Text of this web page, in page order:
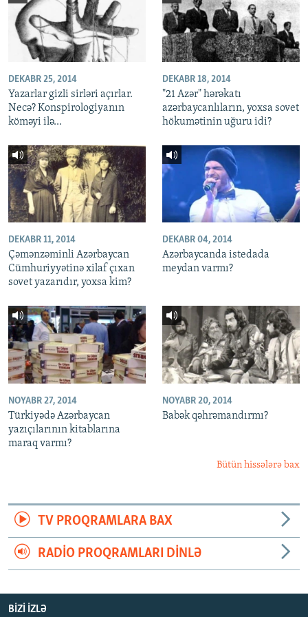
DEKABR 25, 2014
Yazarlar gizli sirləri açırlar.
Necə? Konspirologiyanın
köməyi ilə...
DEKABR 18, 2014
"21 Azər" hərəkatı
azərbaycanlıların, yoxsa sovet
hökumətinin uğuru idi?
DEKABR 11, 2014
Çəmənzəminli Azərbaycan
Cümhuriyyətinə xilaf çıxan
sovet yazarıdır, yoxsa kim?
DEKABR 04, 2014
Azərbaycanda istedada
meydan varmı?
NOYABR 27, 2014
Türkiyədə Azərbaycan
yazıçılarının kitablarına
maraq varmı?
NOYABR 20, 2014
Babək qəhrəmandırmı?
Bütün hissələrə bax
TV PROQRAMLARA BAX
RADIO PROQRAMLARI DINLƏ
BIZI IZLƏ